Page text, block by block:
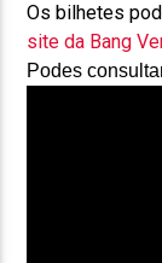
Os bilhetes
site da Bang
Podes